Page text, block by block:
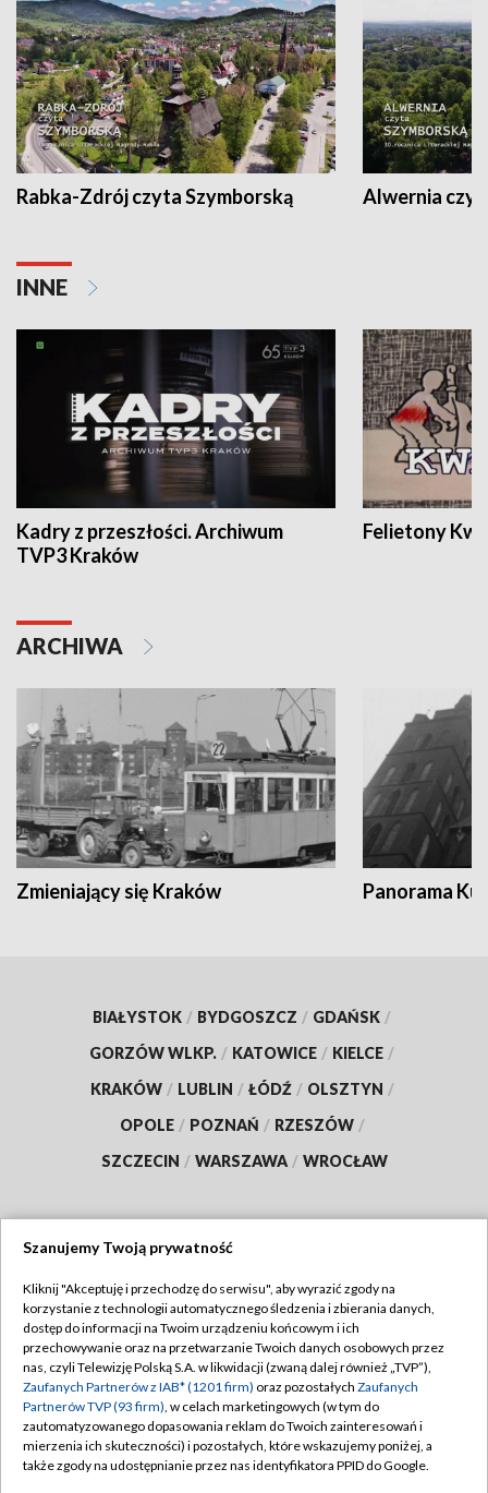
Rabka-Zdrój czyta Szymborską Alwernia
INNE
Kadry z przeszłości. Archiwum
TVP3 Kraków
Felietony
ARCHIWA
Zmieniający się Kraków Panorama
BIAŁYSTOK / BYDGOSZCZ / GDAŃSK /
GORZÓW WLKP. / KATOWICE / KIELCE /
KRAKÓW / LUBLIN / ŁÓDŹ / OLSZTYN /
OPOLE / POZNAŃ / RZESZÓW /
SZCZECIN / WARSZAWA / WROCŁAW
TVP
Abonament TVP
Emisja w TVP
Centrum informacji TVP
Naziemna Telewizja Cyfrowa
Regulamin TVP
Polityka prywatności
Moje zgody
Pomoc
Szanujemy Twoją prywatność
Kliknij "Akceptuję i przechodzę do serwisu", aby wyrazić zgody na
korzystanie z technologii automatycznego śledzenia i zbierania danych,
dostęp do informacji na Twoim urządzeniu końcowym i ich
przechowywanie oraz na przetwarzanie Twoich danych osobowych przez
nas, czyli Telewizję Polską S.A. w likwidacji (zwaną dalej również „TVP”),
Zaufanych Partnerów z IAB* (1201 firm) oraz pozostałych Zaufanych
Partnerów TVP (93 firm), w celach marketingowych (w tym do
zautomatyzowanego dopasowania reklam do Twoich zainteresowań i
mierzenia ich skuteczności) i pozostałych, które wskazujemy poniżej, a
także zgody na udostępnianie przez nas identyfikatora PPID do Google.